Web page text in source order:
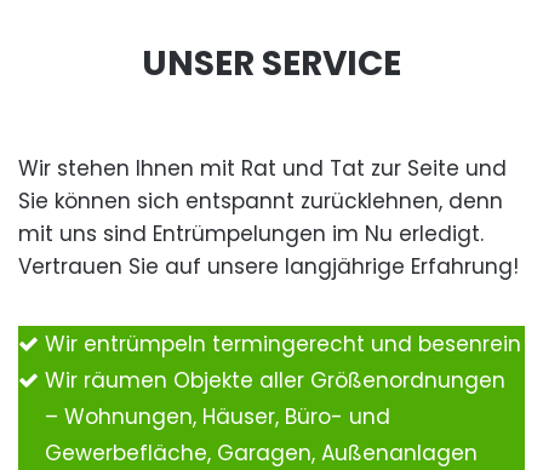
UNSER SERVICE
Wir stehen Ihnen mit Rat und Tat zur Seite und
Sie können sich entspannt zurücklehnen, denn
mit uns sind Entrümpelungen im Nu erledigt.
Vertrauen Sie auf unsere langjährige Erfahrung!
Wir entrümpeln termingerecht und besenrein
Wir räumen Objekte aller Größenordnungen
– Wohnungen, Häuser, Büro- und
Gewerbefläche, Garagen, Außenanlagen